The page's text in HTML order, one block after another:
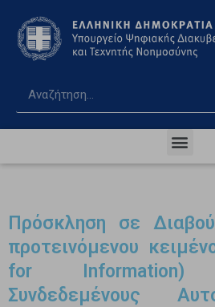
Πρόσκληση σε
προτεινόμενου
for
Συνδεδεμένους